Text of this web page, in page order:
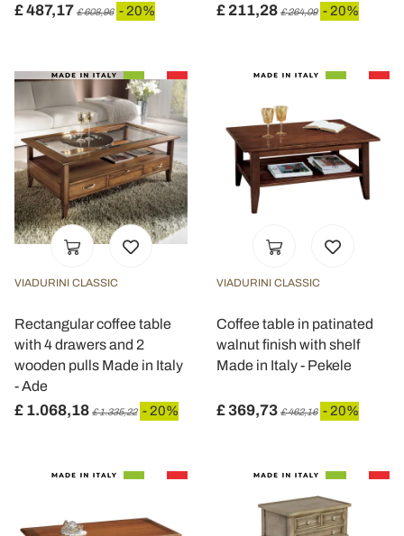
£ 487,17 £ 608,96 - 20% £ 211,28 £ 264,09 - 20%
VIADURINI CLASSIC
Rectangular coffee table
with 4 drawers and 2
wooden pulls Made in Italy
- Ade
£ 1.068,18 £ 1.335,22 - 20%
VIADURINI CLASSIC
Coffee table in patinated
walnut finish with shelf
Made in Italy - Pekele
£ 369,73 £ 462,16 - 20%